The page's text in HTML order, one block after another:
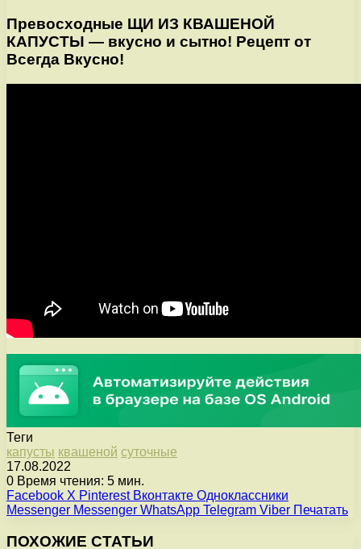
Превосходные ЩИ ИЗ КВАШЕНОЙ
КАПУСТЫ — вкусно и сытно! Рецепт от
Всегда Вкусно!
Теги
капусты квашеной суточные
17.08.2022
0 Время чтения: 5 мин.
Facebook X Pinterest Вконтакте Одноклассники
Messenger Messenger WhatsApp Telegram Viber Печатать
ПОХОЖИЕ СТАТЬИ